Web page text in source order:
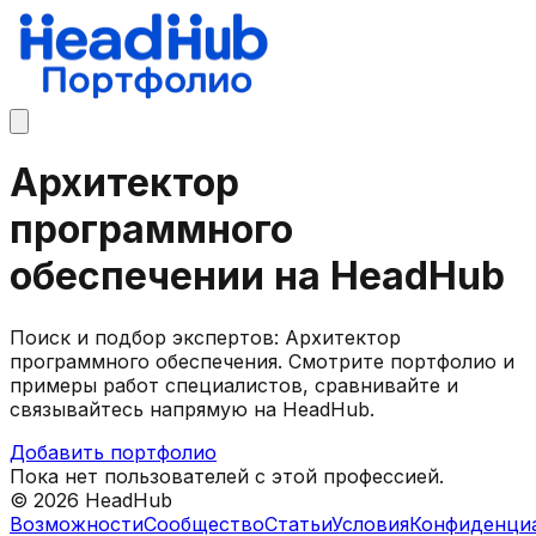
Архитектор
программного
обеспечении на HeadHub
Поиск и подбор экспертов: Архитектор
программного обеспечения. Смотрите портфолио и
примеры работ специалистов, сравнивайте и
связывайтесь напрямую на HeadHub.
Добавить портфолио
Пока нет пользователей с этой профессией.
© 2026 HeadHub
ВозможностиСообществоСтатьиУсловия